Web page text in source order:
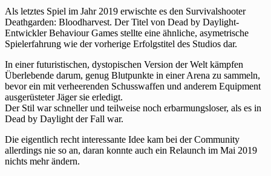
Als letztes Spiel im Jahr 2019 erwischte es den Survivalshooter
Deathgarden: Bloodharvest. Der Titel von Dead by Daylight-
Entwickler Behaviour Games stellte eine ähnliche, asymetrische
Spielerfahrung wie der vorherige Erfolgstitel des Studios dar.
In einer futuristischen, dystopischen Version der Welt kämpfen
Überlebende darum, genug Blutpunkte in einer Arena zu sammeln,
bevor ein mit verheerenden Schusswaffen und anderem Equipment
ausgerüsteter Jäger sie erledigt.
Der Stil war schneller und teilweise noch erbarmungsloser, als es in
Dead by Daylight der Fall war.
Die eigentlich recht interessante Idee kam bei der Community
allerdings nie so an, daran konnte auch ein Relaunch im Mai 2019
nichts mehr ändern.